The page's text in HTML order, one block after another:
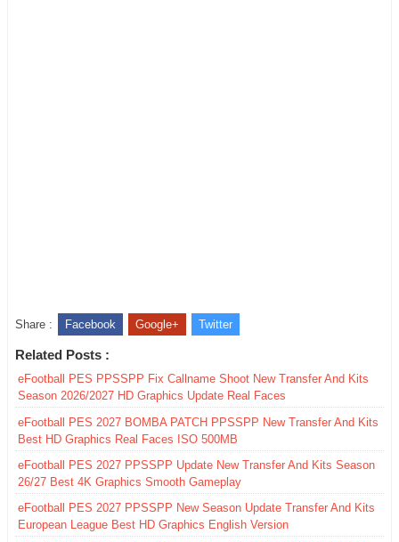
Share : Facebook Google+ Twitter
Related Posts :
eFootball PES PPSSPP Fix Callname Shoot New Transfer And Kits
Season 2026/2027 HD Graphics Update Real Faces
eFootball PES 2027 BOMBA PATCH PPSSPP New Transfer And Kits
Best HD Graphics Real Faces ISO 500MB
eFootball PES 2027 PPSSPP Update New Transfer And Kits Season
26/27 Best 4K Graphics Smooth Gameplay
eFootball PES 2027 PPSSPP New Season Update Transfer And Kits
European League Best HD Graphics English Version